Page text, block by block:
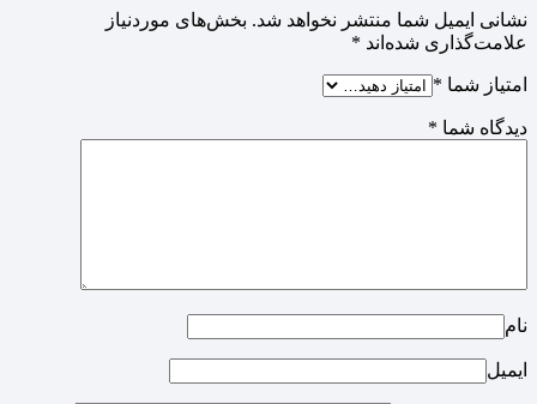
نشانی ایمیل شما منتشر نخواهد شد. بخش‌های موردنیاز
علامت‌گذاری شده‌اند *
امتیاز شما *
دیدگاه شما *
نام
ایمیل